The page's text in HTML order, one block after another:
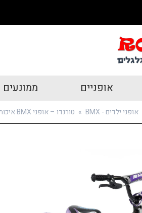
אופניים ממונעים
אופני ילדים - BMX » טורנדו – אופני BMX איכותים לילדים בצבע סגול